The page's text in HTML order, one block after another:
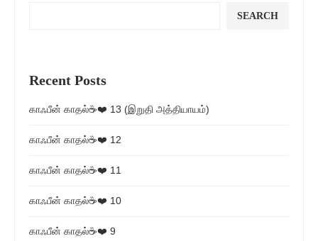
SEARCH
Recent Posts
காஃபீன் காதல்☕❤️ 13 (இறுதி அத்தியாயம்)
காஃபீன் காதல்☕❤️ 12
காஃபீன் காதல்☕❤️ 11
காஃபீன் காதல்☕❤️ 10
காஃபீன் காதல்☕❤️ 9